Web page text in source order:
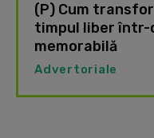
(P) Cum
timpul liber într-
memorabilă
Advertoriale